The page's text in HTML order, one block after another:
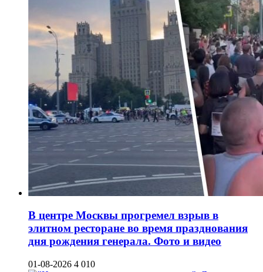
В центре Москвы прогремел взрыв в
элитном ресторане во время празднования
дня рождения генерала. Фото и видео
01-08-2026 4 010